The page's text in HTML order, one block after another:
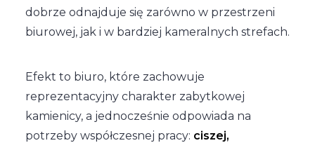
dobrze odnajduje się zarówno w przestrzeni
biurowej, jak i w bardziej kameralnych strefach.
Efekt to biuro, które zachowuje
reprezentacyjny charakter zabytkowej
kamienicy, a jednocześnie odpowiada na
potrzeby współczesnej pracy: ciszej,